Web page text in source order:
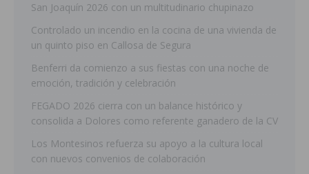
San Joaquín 2026 con un multitudinario chupinazo
Controlado un incendio en la cocina de una vivienda de
un quinto piso en Callosa de Segura
Benferri da comienzo a sus fiestas con una noche de
emoción, tradición y celebración
FEGADO 2026 cierra con un balance histórico y
consolida a Dolores como referente ganadero de la CV
Los Montesinos refuerza su apoyo a la cultura local
con nuevos convenios de colaboración